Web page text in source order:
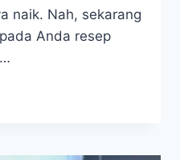
naik. Nah, sekarang
Anda resep